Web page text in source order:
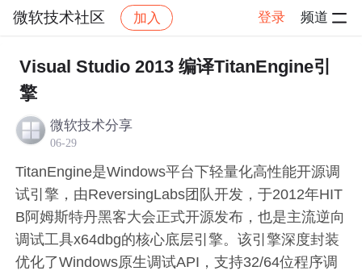
微软技术社区 加入 登录 频道
社区 微软技术社区 Visual C++ 帖子详情
Visual Studio 2013 编译TitanEngine引
擎
微软技术分享
06-29
TitanEngine是Windows平台下轻量化高性能开源调
试引擎，由ReversingLabs团队开发，于2012年HIT
B阿姆斯特丹黑客大会正式开源发布，也是主流逆向
调试工具x64dbg的核心底层引擎。该引擎深度封装
优化了Windows原生调试API，支持32/64位程序调